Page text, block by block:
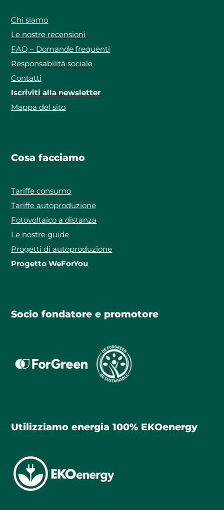
Chi siamo
Le nostre recensioni
FAQ – Domande frequenti
Responsabilità sociale
Contatti
Iscriviti alla newsletter
Mappa del sito
Cosa facciamo
Tariffe consumo
Tariffe autoproduzione
Fotovoltaico a distanza
Le nostre guide
Progetti di autoproduzione
Progetto WeForYou
Socio fondatore e promotore
Utilizziamo energia 100% EKOenergy